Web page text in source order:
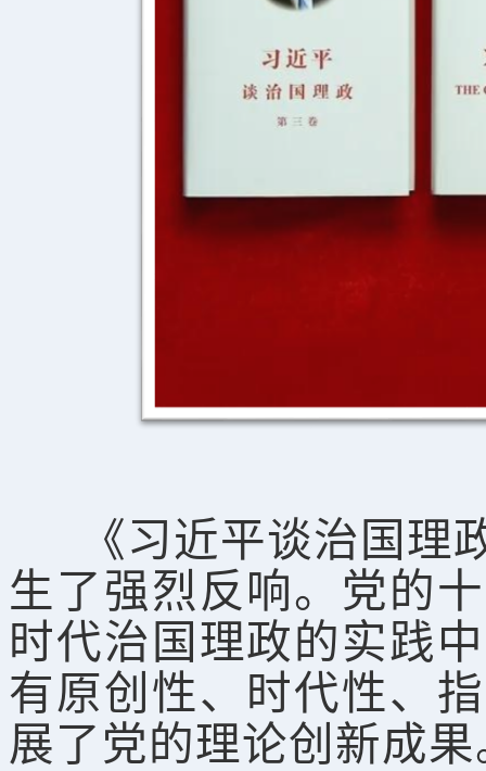
《习近平谈治国理
生了强烈反响。党的
时代治国理政的实践
有原创性、时代性、
展了党的理论创新成果